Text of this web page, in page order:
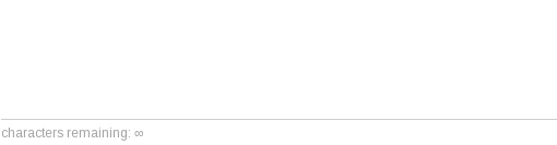
characters remaining: ∞